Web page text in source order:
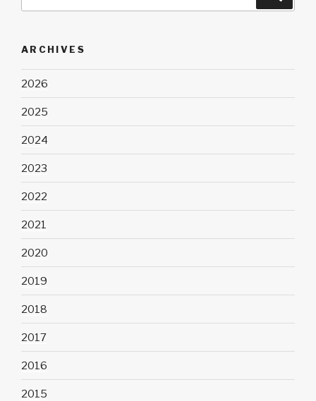
ARCHIVES
2026
2025
2024
2023
2022
2021
2020
2019
2018
2017
2016
2015